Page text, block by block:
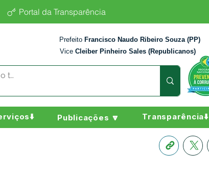
Portal da Transparência
Prefeito Francisco Naudo Ribeiro Souza (PP)
Vice Cleiber Pinheiro Sales (Republicanos)
Publicações 🔽 Transparência⬇️